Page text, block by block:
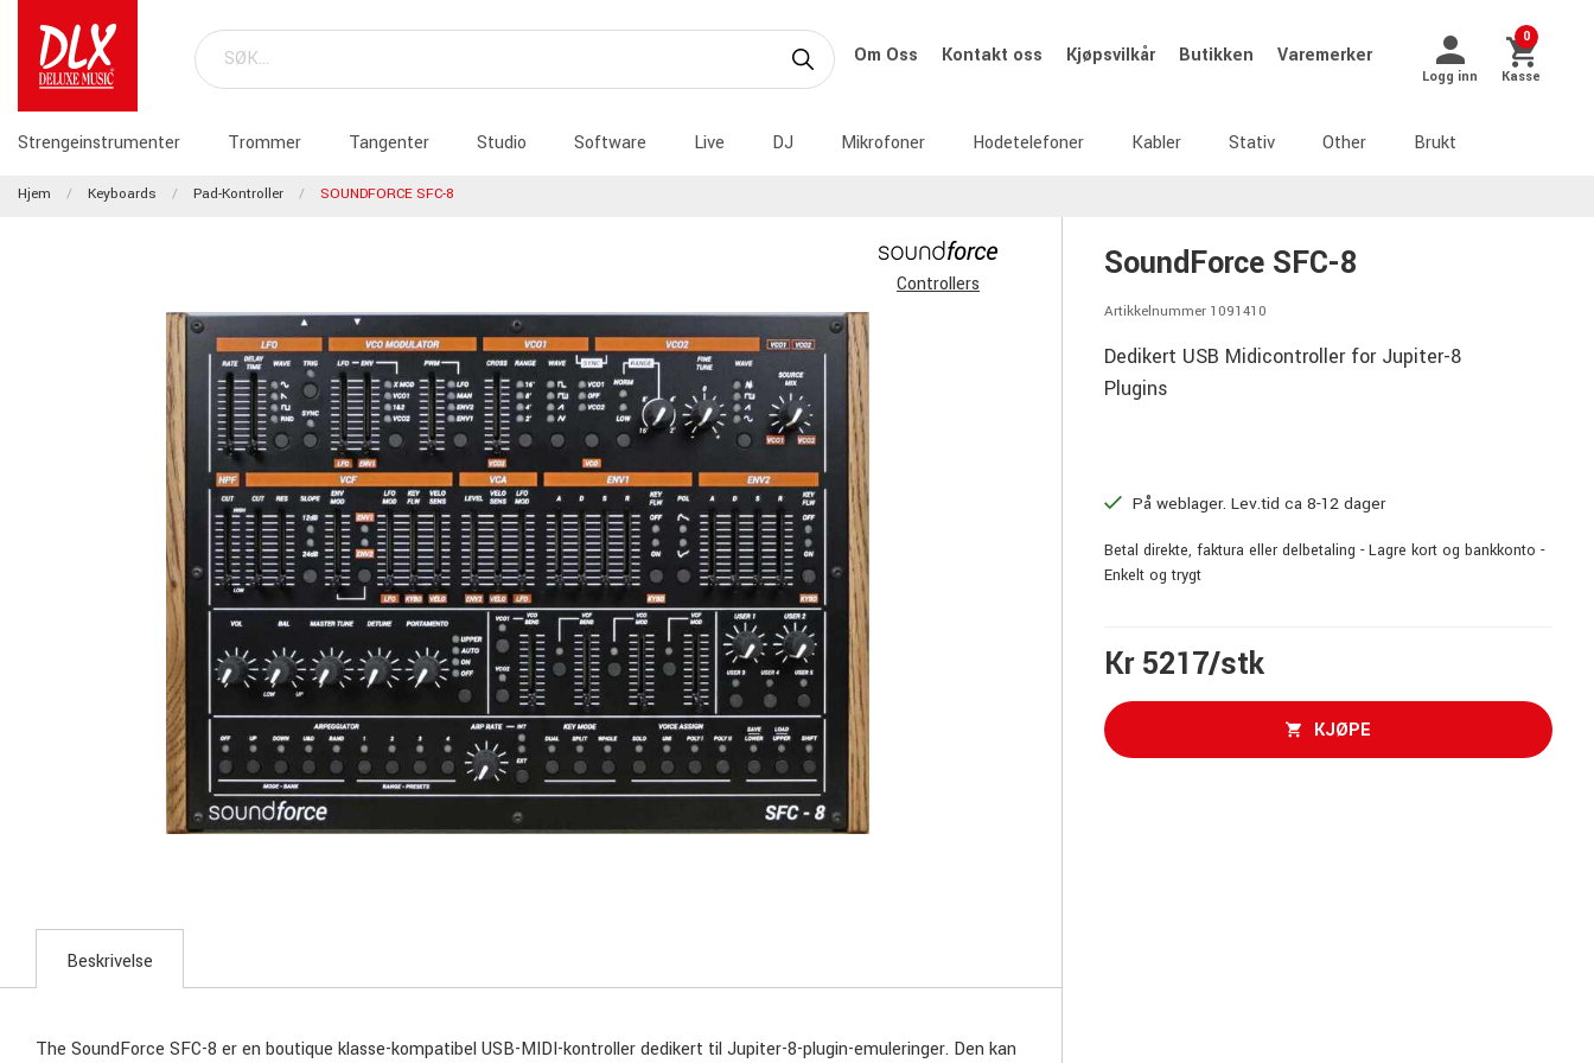
Om Oss Kontakt oss Kjøpsvilkår Butikken Varemerker
Logg inn
0
Kasse
Strengeinstrumenter Trommer Tangenter Studio Software Live DJ Mikrofoner Hodetelefoner Kabler Stativ Other Brukt
Hjem Keyboards Pad-Kontroller SOUNDFORCE SFC-8
Controllers SoundForce SFC-8
Artikkelnummer 1091410
Dedikert USB Midicontroller for Jupiter-8
Plugins
På weblager. Lev.tid ca 8-12 dager
Betal direkte, faktura eller delbetaling - Lagre kort og bankkonto -
Enkelt og trygt
Kr 5217/stk
KJØPE
Beskrivelse
The SoundForce SFC-8 er en boutique klasse-kompatibel USB-MIDI-kontroller dedikert til Jupiter-8-plugin-emuleringer. Den kan